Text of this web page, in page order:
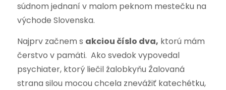
súdnom jednaní v malom peknom mestečku na
východe Slovenska.
Najprv začnem s akciou číslo dva, ktorú mám
čerstvo v pamäti. Ako svedok vypovedal
psychiater, ktorý liečil žalobkyňu Žalovaná
strana silou mocou chcela znevážiť katechétku,